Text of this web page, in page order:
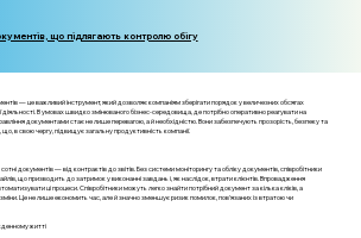
що підлягають контролю обігу
— це важливий інструмент, який дозволяє компаніям зберігати порядок у величезних обсягах
діяльності. В умовах швидко змінюваного бізнес-середовища, де потрібно оперативно реагувати на
документами стає не лише перевагою, а й необхідністю. Вони забезпечують прозорість, безпеку та
в свою чергу, підвищує загальну продуктивність компанії.
документів — від контрактів до звітів. Без системи моніторингу та обліку документів, співробітники
що призводить до затримок у виконанні завдань і, як наслідок, втрати клієнтів. Впровадження
ці процеси. Співробітники можуть легко знайти потрібний документ за кілька кліків, а
Це не лише економить час, але й значно зменшує ризик помилок, пов'язаних із втратою чи
житті